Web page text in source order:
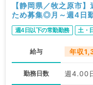
【静岡県／牧之原市
ため募集◎月～週4日
週4日以下の常勤勤務 土・
給与 年収
勤務日数 週4.00